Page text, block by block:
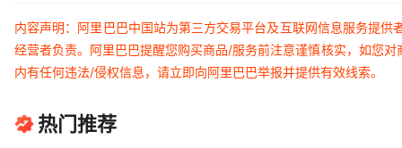
内容声明：阿里巴巴中国站为第三方交易平台及互联网信息服务提
经营者负责。阿里巴巴提醒您购买商品/服务前注意谨慎核实，如您
内有任何违法/侵权信息，请立即向阿里巴巴举报并提供有效线索。
热门推荐